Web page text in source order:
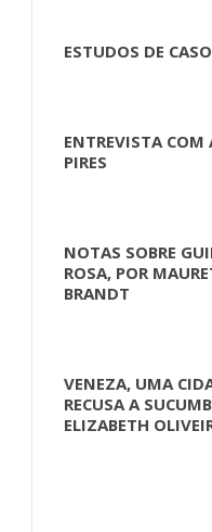
ESTUDOS DE
ENTREVISTA COM
PIRES
NOTAS SOBRE
ROSA, POR
BRANDT
VENEZA, UMA
RECUSA A
ELIZABETH